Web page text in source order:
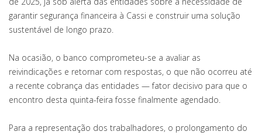
garantir segurança financeira à Cassi e construir uma solução
sustentável de longo prazo.
Na ocasião, o banco comprometeu-se a avaliar as
reivindicações e retornar com respostas, o que não ocorreu até
a recente cobrança das entidades — fator decisivo para que o
encontro desta quinta-feira fosse finalmente agendado.
Para a representação dos trabalhadores, o prolongamento do